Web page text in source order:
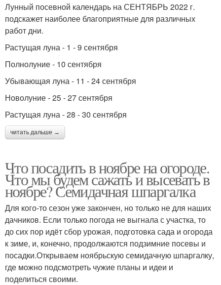
Лунный посевной календарь на СЕНТЯБРЬ 2022 г.
подскажет наиболее благоприятные для различных
работ дни.
Растущая луна - 1 - 9 сентября
Полнолуние - 10 сентября
Убывающая луна - 11 - 24 сентября
Новолуние - 25 - 27 сентября
Растущая луна - 28 - 30 сентября
читать дальше →
Что посадить в ноябре на огороде.
Что мы будем сажать и высевать в
ноябре? Семидачная шпаргалка
Для кого-то сезон уже закончен, но только не для наших
дачников. Если только погода не выгнала с участка, то
до сих пор идёт сбор урожая, подготовка сада и огорода
к зиме, и, конечно, продолжаются подзимние посевы и
посадки.Открываем ноябрьскую семидачную шпаргалку,
где можно подсмотреть чужие планы и идеи и
поделиться своими.